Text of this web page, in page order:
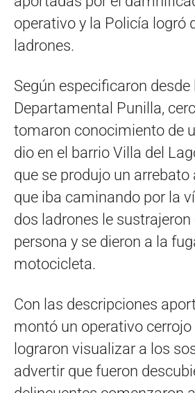
operativo y la Policía logró
ladrones.
Según especificaron desde
Departamental Punilla,
tomaron conocimiento de
dio en el barrio Villa del
que se produjo un
que iba caminando por la
dos ladrones le sustrajeron
persona y se dieron a la
motocicleta.
Con las descripciones
montó un operativo cerrojo
lograron visualizar a los
advertir que fueron